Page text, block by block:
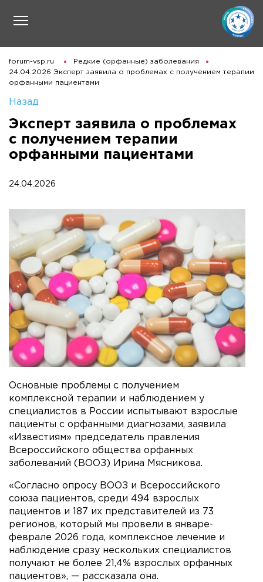
forum-vsp.ru
Редкие (орфанные) заболевания
24.04.2026 Эксперт заявила о проблемах с получением терапии
орфанными пациентами
Назад
Эксперт заявила о проблемах
с получением терапии
орфанными пациентами
24.04.2026
Основные проблемы с получением
комплексной терапии и наблюдением у
специалистов в России испытывают взрослые
пациенты с орфанными диагнозами, заявила
«Известиям» председатель правления
Всероссийского общества орфанных
заболеваний (ВООЗ) Ирина Мясникова.
«Согласно опросу ВООЗ и Всероссийского
союза пациентов, среди 494 взрослых
пациентов и 187 их представителей из 73
регионов, который мы провели в январе-
феврале 2026 года, комплексное лечение и
наблюдение сразу нескольких специалистов
получают не более 21,4% взрослых орфанных
пациентов», — рассказала она.